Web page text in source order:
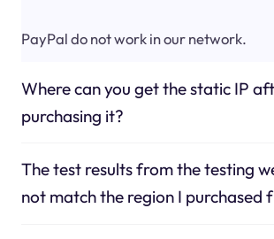
PayPal do not work in our network.
Where can you get the static IP
purchasing it?
The test results from the testing
not match the region I purchased